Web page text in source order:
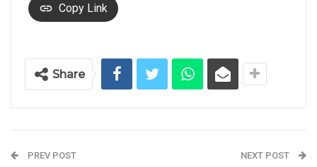
Copy Link
Share
PREV POST NEXT POST